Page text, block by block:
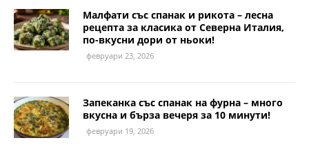
Малфати със спанак и рикота – лесна
рецепта за класика от Северна Италия,
по-вкусни дори от ньоки!
февруари 23, 2026
Запеканка със спанак на фурна – много
вкусна и бърза вечеря за 10 минути!
февруари 19, 2026